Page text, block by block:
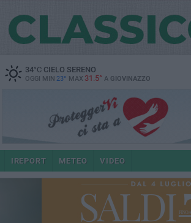
34°CCIELO SERENO
OGGI MIN 23° MAX 31.5° A GIOVINAZZO
IREPORT METEO VIDEO